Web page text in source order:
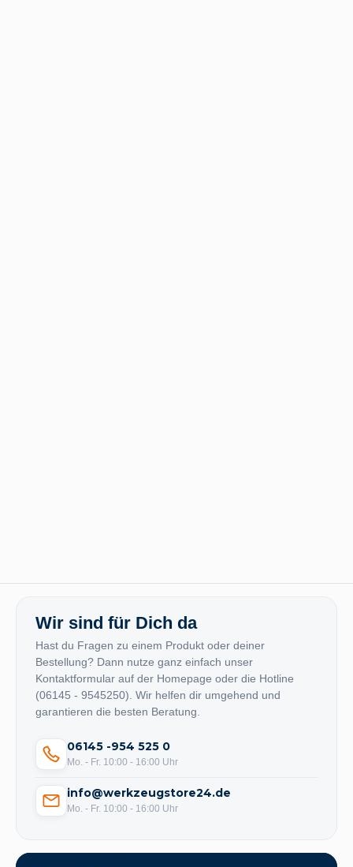
Wir sind für Dich da
Hast du Fragen zu einem Produkt oder deiner
Bestellung? Dann nutze ganz einfach unser
Kontaktformular auf der Homepage oder die Hotline
(06145 - 9545250). Wir helfen dir umgehend und
garantieren die besten Beratung.
06145 -954 525 0
Mo. - Fr. 10:00 - 16:00 Uhr
info@werkzeugstore24.de
Mo. - Fr. 10:00 - 16:00 Uhr